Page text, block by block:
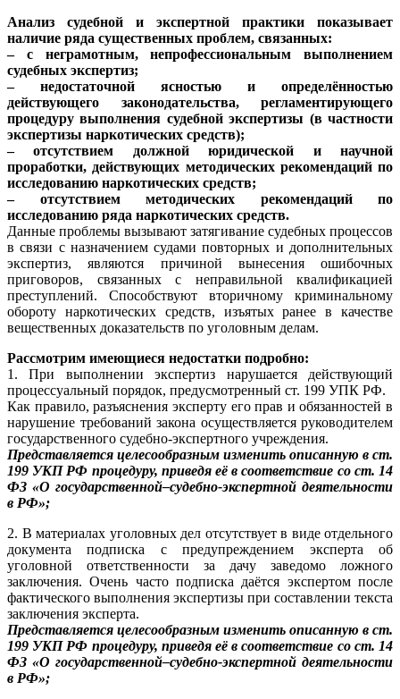
Анализ судебной и экспертной практики показывает
наличие ряда существенных проблем, связанных:
– с неграмотным, непрофессиональным выполнением
судебных экспертиз;
– недостаточной ясностью и определённостью
действующего законодательства, регламентирующего
процедуру выполнения судебной экспертизы (в частности
экспертизы наркотических средств);
– отсутствием должной юридической и научной
проработки, действующих методических рекомендаций по
исследованию наркотических средств;
– отсутствием методических рекомендаций по
исследованию ряда наркотических средств.
Данные проблемы вызывают затягивание судебных процессов
в связи с назначением судами повторных и дополнительных
экспертиз, являются причиной вынесения ошибочных
приговоров, связанных с неправильной квалификацией
преступлений. Способствуют вторичному криминальному
обороту наркотических средств, изъятых ранее в качестве
вещественных доказательств по уголовным делам.
Рассмотрим имеющиеся недостатки подробно:
1. При выполнении экспертиз нарушается действующий
процессуальный порядок, предусмотренный ст. 199 УПК РФ.
Как правило, разъяснения эксперту его прав и обязанностей в
нарушение требований закона осуществляется руководителем
государственного судебно-экспертного учреждения.
Представляется целесообразным изменить описанную в ст.
199 УКП РФ процедуру, приведя её в соответствие со ст. 14
ФЗ «О государственной–судебно-экспертной деятельности
в РФ»;
2. В материалах уголовных дел отсутствует в виде отдельного
документа подписка с предупреждением эксперта об
уголовной ответственности за дачу заведомо ложного
заключения. Очень часто подписка даётся экспертом после
фактического выполнения экспертизы при составлении текста
заключения эксперта.
Представляется целесообразным изменить описанную в ст.
199 УКП РФ процедуру, приведя её в соответствие со ст. 14
ФЗ «О государственной–судебно-экспертной деятельности
в РФ»;